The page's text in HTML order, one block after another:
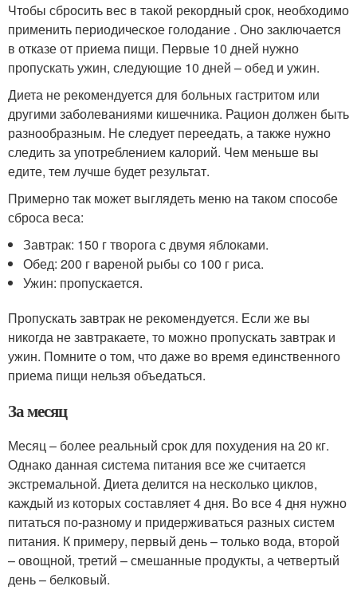
Чтобы сбросить вес в такой рекордный срок, необходимо
применить периодическое голодание . Оно заключается
в отказе от приема пищи. Первые 10 дней нужно
пропускать ужин, следующие 10 дней – обед и ужин.
Диета не рекомендуется для больных гастритом или
другими заболеваниями кишечника. Рацион должен быть
разнообразным. Не следует переедать, а также нужно
следить за употреблением калорий. Чем меньше вы
едите, тем лучше будет результат.
Примерно так может выглядеть меню на таком способе
сброса веса:
Завтрак: 150 г творога с двумя яблоками.
Обед: 200 г вареной рыбы со 100 г риса.
Ужин: пропускается.
Пропускать завтрак не рекомендуется. Если же вы
никогда не завтракаете, то можно пропускать завтрак и
ужин. Помните о том, что даже во время единственного
приема пищи нельзя объедаться.
За месяц
Месяц – более реальный срок для похудения на 20 кг.
Однако данная система питания все же считается
экстремальной. Диета делится на несколько циклов,
каждый из которых составляет 4 дня. Во все 4 дня нужно
питаться по-разному и придерживаться разных систем
питания. К примеру, первый день – только вода, второй
– овощной, третий – смешанные продукты, а четвертый
день – белковый.